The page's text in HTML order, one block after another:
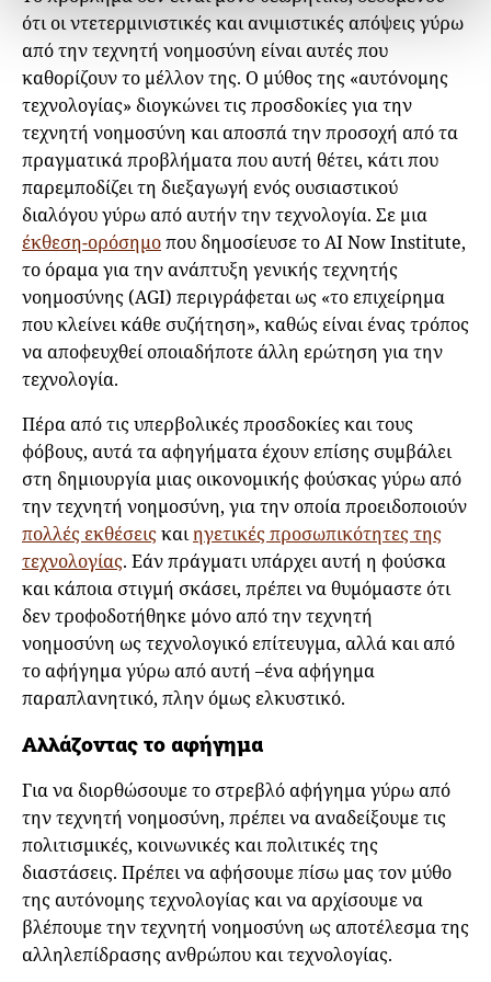
ότι οι ντετερμινιστικές και ανιμιστικές απόψεις γύρω
από την τεχνητή νοημοσύνη είναι αυτές που
καθορίζουν το μέλλον της. Ο μύθος της «αυτόνομης
τεχνολογίας» διογκώνει τις προσδοκίες για την
τεχνητή νοημοσύνη και αποσπά την προσοχή από τα
πραγματικά προβλήματα που αυτή θέτει, κάτι που
παρεμποδίζει τη διεξαγωγή ενός ουσιαστικού
διαλόγου γύρω από αυτήν την τεχνολογία. Σε μια
έκθεση-ορόσημοπου δημοσίευσε το AI Now Institute,
το όραμα για την ανάπτυξη γενικής τεχνητής
νοημοσύνης (AGI) περιγράφεται ως «το επιχείρημα
που κλείνει κάθε συζήτηση», καθώς είναι ένας τρόπος
να αποφευχθεί οποιαδήποτε άλλη ερώτηση για την
τεχνολογία.
Πέρα από τις υπερβολικές προσδοκίες και τους
φόβους, αυτά τα αφηγήματα έχουν επίσης συμβάλει
στη δημιουργία μιας οικονομικής φούσκας γύρω από
την τεχνητή νοημοσύνη, για την οποία προειδοποιούν
πολλές εκθέσειςκαιηγετικές προσωπικότητες της
τεχνολογίας. Εάν πράγματι υπάρχει αυτή η φούσκα
και κάποια στιγμή σκάσει, πρέπει να θυμόμαστε ότι
δεν τροφοδοτήθηκε μόνο από την τεχνητή
νοημοσύνη ως τεχνολογικό επίτευγμα, αλλά και από
το αφήγημα γύρω από αυτή –ένα αφήγημα
παραπλανητικό, πλην όμως ελκυστικό.
Αλλάζοντας το αφήγημα
Για να διορθώσουμε το στρεβλό αφήγημα γύρω από
την τεχνητή νοημοσύνη, πρέπει να αναδείξουμε τις
πολιτισμικές, κοινωνικές και πολιτικές της
διαστάσεις. Πρέπει να αφήσουμε πίσω μας τον μύθο
της αυτόνομης τεχνολογίας και να αρχίσουμε να
βλέπουμε την τεχνητή νοημοσύνη ως αποτέλεσμα της
αλληλεπίδρασης ανθρώπου και τεχνολογίας.